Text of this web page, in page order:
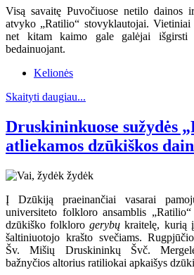
Visą savaitę Puvočiuose netilo dainos
atvyko „Ratilio“ stovyklautojai.
net kitam kaimo gale galėjai išgirsti
bedainuojant.
Kelionės
Skaityti daugiau...
Druskininkuose sužydės
atliekamos dzūkiškos
Į Dzūkiją praeinančiai vasarai
universiteto folkloro ansamblis
dzūkiško folklorogerybų kraitelę, kurią
šaltiniuotojo krašto svečiams.
Šv. Mišių Druskininkų Švč.
bažnyčios altorius ratiliokai apkaišys